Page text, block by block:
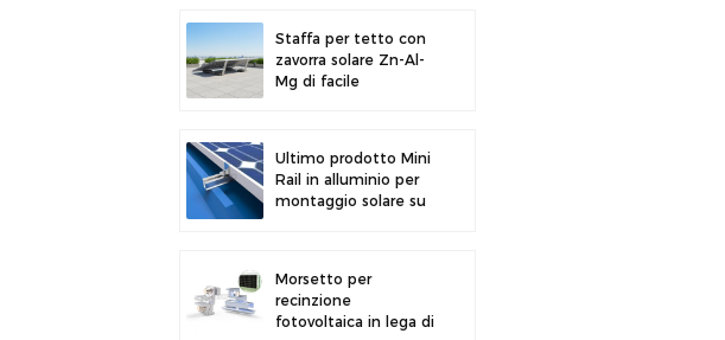
solari
Staffa per tetto con
zavorra solare Zn-Al-
Mg di facile
Ultimo prodotto Mini
Rail in alluminio per
montaggio solare su
Morsetto per
recinzione
fotovoltaica in lega di